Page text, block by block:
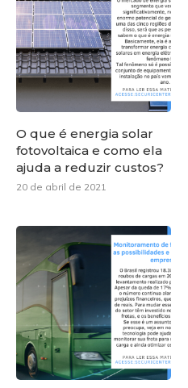
O que é energia solar
fotovoltaica e como ela
ajuda a reduzir custos?
20 de abril de 2021